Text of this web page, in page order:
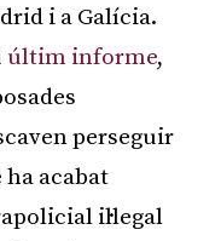
i a Galícia.
últim informe,
perseguir
acabat
il·legal